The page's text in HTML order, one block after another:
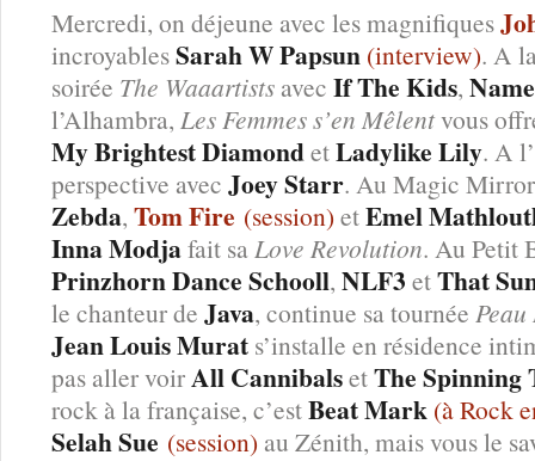
Mercredi, on déjeune avec les magnifiques
incroyablesSarah W Papsun (interview). A
soirée The Waaartists avec If The Kids,
l’Alhambra, Les Femmes s’en Mêlentvous
My Brightest DiamondetLadylike Lily. A
perspective avec Joey Starr. Au Magic
Zebda, Tom Fire (session) etEmel
Inna Modjafait saLove Revolution. Au Petit
Prinzhorn Dance Schooll, NLF3 etThat
le chanteur de Java, continue sa tournée Peau
Jean Louis Murat s’installe en résidence
pas aller voirAll CannibalsetThe Spinning
rock à la française, c’estBeat Mark (à Rock
Selah Sue (session) au Zénith, mais vous le